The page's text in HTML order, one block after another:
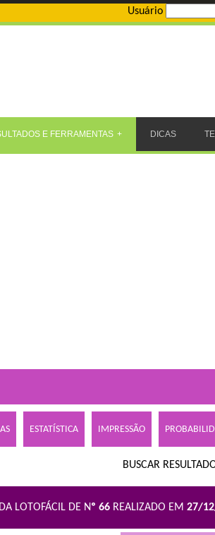
Usuário
E FERRAMENTAS DICAS
ESTATÍSTICA IMPRESSÃO
BUSCAR
LOTOFÁCIL DE Nº 66 REALIZADO EM 27/